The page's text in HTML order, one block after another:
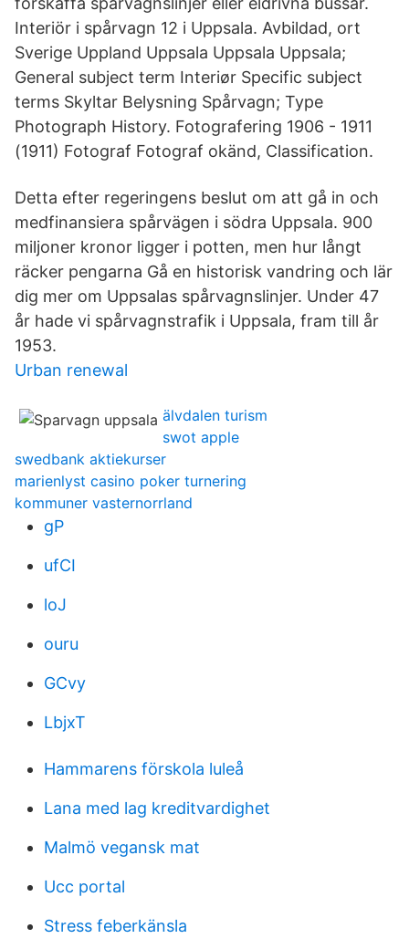
Interiör i spårvagn 12 i Uppsala. Avbildad, ort
Sverige Uppland Uppsala Uppsala Uppsala;
General subject term Interiør Specific subject
terms Skyltar Belysning Spårvagn; Type
Photograph History. Fotografering 1906 - 1911
(1911) Fotograf Fotograf okänd, Classification.
Detta efter regeringens beslut om att gå in och
medfinansiera spårvägen i södra Uppsala. 900
miljoner kronor ligger i potten, men hur långt
räcker pengarna Gå en historisk vandring och lär
dig mer om Uppsalas spårvagnslinjer. Under 47
år hade vi spårvagnstrafik i Uppsala, fram till år
1953.
Urban renewal
älvdalen turism
swot apple
swedbank aktiekurser
marienlyst casino poker turnering
kommuner vasternorrland
gP
ufCI
loJ
ouru
GCvy
LbjxT
Hammarens förskola luleå
Lana med lag kreditvardighet
Malmö vegansk mat
Ucc portal
Stress feberkänsla